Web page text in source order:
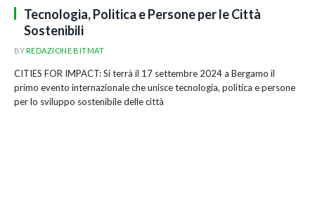
Tecnologia, Politica e Persone per le Città
Sostenibili
BYREDAZIONE BITMAT
CITIES FOR IMPACT: Si terrà il 17 settembre 2024 a Bergamo il
primo evento internazionale che unisce tecnologia, politica e persone
per lo sviluppo sostenibile delle città